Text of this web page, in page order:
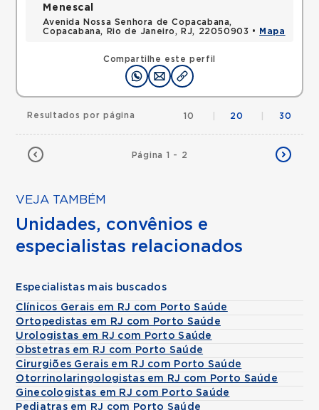
Compartilhe este perfil
Menescal
Avenida Nossa Senhora de Copacabana,
Copacabana, Rio de Janeiro, RJ, 22050903 •
Mapa
Página 1 - 2
Resultados por página 10 20 30
VEJA TAMBÉM
Unidades, convênios e
especialistas relacionados
Especialistas mais buscados
Clínicos Gerais em RJ com Porto Saúde
Ortopedistas em RJ com Porto Saúde
Urologistas em RJ com Porto Saúde
Obstetras em RJ com Porto Saúde
Cirurgiões Gerais em RJ com Porto Saúde
Otorrinolaringologistas em RJ com Porto Saúde
Ginecologistas em RJ com Porto Saúde
Pediatras em RJ com Porto Saúde